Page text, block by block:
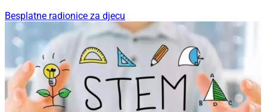
Besplatne radionice za djecu